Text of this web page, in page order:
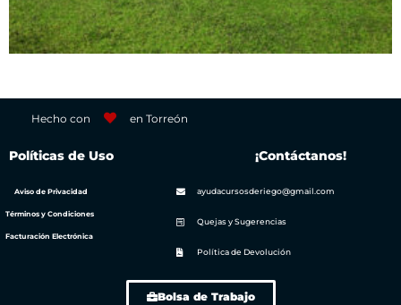
Hecho con en Torreón
Políticas de Uso
Aviso de Privacidad
Términos y Condiciones
Facturación Electrónica
¡Contáctanos!
ayudacursosderiego@gmail.com
Quejas y Sugerencias
Política de Devolución
Bolsa de Trabajo